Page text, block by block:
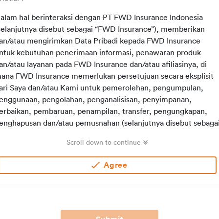
hal berinteraksi dengan PT FWD Insurance Indonesia
disebut sebagai “FWD Insurance”), memberikan
atau mengirimkan Data Pribadi kepada FWD Insurance
kebutuhan penerimaan informasi, penawaran produk
atau layanan pada FWD Insurance dan/atau afiliasinya, di
FWD Insurance memerlukan persetujuan secara eksplisit
Saya dan/atau Kami untuk pemerolehan, pengumpulan,
pengolahan, penganalisisan, penyimpanan,
pembaruan, penampilan, transfer, pengungkapan,
dan/atau pemusnahan (selanjutnya disebut
dalam Kebijakan Data Pribadi FWD Insurance dan
Undang No. 27 Tahun 2022 tentang Pelindungan Data
(selanjutnya disebut sebagai “UUPDP”). Dengan tetap
Scroll down to continue
Agree